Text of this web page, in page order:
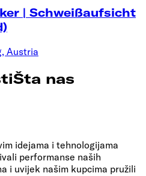
| Schweißaufsicht
Austria
Šta nas
idejama i tehnologijama
performanse naših
i uvijek našim kupcima pružili